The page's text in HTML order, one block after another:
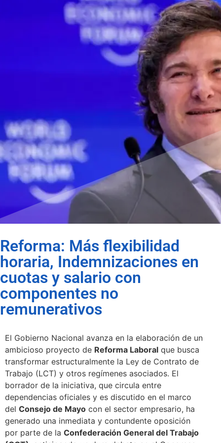
Reforma: Más flexibilidad
horaria, Indemnizaciones en
cuotas y salario con
componentes no
remunerativos
El Gobierno Nacional avanza en la elaboración de un
ambicioso proyecto de Reforma Laboral que busca
transformar estructuralmente la Ley de Contrato de
Trabajo (LCT) y otros regímenes asociados. El
borrador de la iniciativa, que circula entre
dependencias oficiales y es discutido en el marco
del Consejo de Mayo con el sector empresario, ha
generado una inmediata y contundente oposición
por parte de la Confederación General del Trabajo